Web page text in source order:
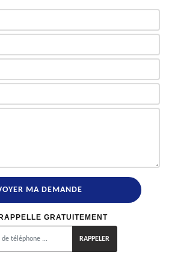
GRATUITEMENT